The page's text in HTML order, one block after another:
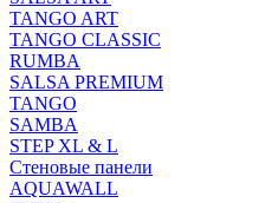
TANGO ART
TANGO CLASSIC
RUMBA
SALSA PREMIUM
TANGO
SAMBA
STEP XL & L
Стеновые панели
AQUAWALL